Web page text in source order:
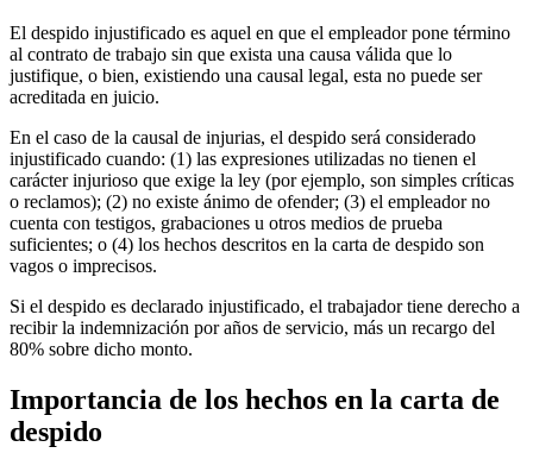
El despido injustificado es aquel en que el empleador pone término
al contrato de trabajo sin que exista una causa válida que lo
justifique, o bien, existiendo una causal legal, esta no puede ser
acreditada en juicio.
En el caso de la causal de injurias, el despido será considerado
injustificado cuando: (1) las expresiones utilizadas no tienen el
carácter injurioso que exige la ley (por ejemplo, son simples críticas
o reclamos); (2) no existe ánimo de ofender; (3) el empleador no
cuenta con testigos, grabaciones u otros medios de prueba
suficientes; o (4) los hechos descritos en la carta de despido son
vagos o imprecisos.
Si el despido es declarado injustificado, el trabajador tiene derecho a
recibir la indemnización por años de servicio, más un recargo del
80% sobre dicho monto.
Importancia de los hechos en la carta de
despido